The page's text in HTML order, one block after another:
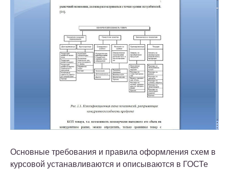
Основные требования и правила оформления схем в
курсовой устанавливаются и описываются в ГОСТе